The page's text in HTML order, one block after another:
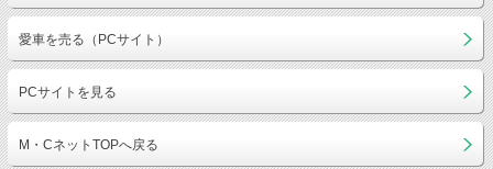
愛車を売る（PCサイト）
PCサイトを見る
M・CネットTOPへ戻る